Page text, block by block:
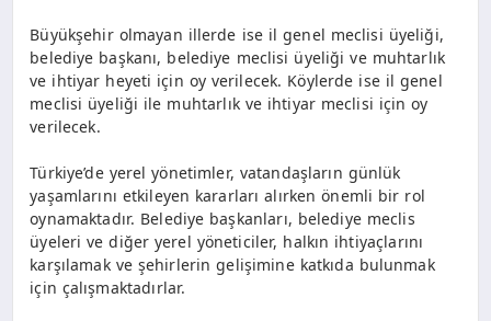
Büyükşehir olmayan illerde ise il genel meclisi üyeliği,
belediye başkanı, belediye meclisi üyeliği ve muhtarlık
ve ihtiyar heyeti için oy verilecek. Köylerde ise il genel
meclisi üyeliği ile muhtarlık ve ihtiyar meclisi için oy
verilecek.
Türkiye’de yerel yönetimler, vatandaşların günlük
yaşamlarını etkileyen kararları alırken önemli bir rol
oynamaktadır. Belediye başkanları, belediye meclis
üyeleri ve diğer yerel yöneticiler, halkın ihtiyaçlarını
karşılamak ve şehirlerin gelişimine katkıda bulunmak
için çalışmaktadırlar.